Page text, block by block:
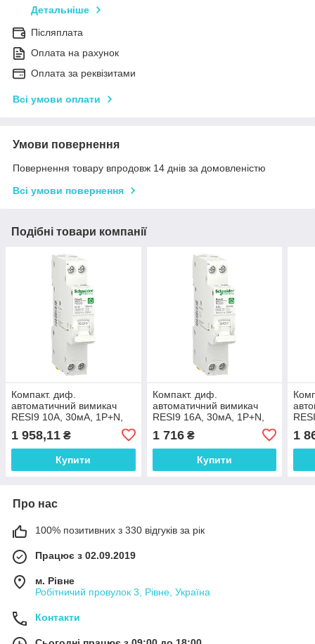
Детальніше
Післяплата
Оплата на рахунок
Оплата за реквізитами
Всі умови оплати
Умови повернення
Повернення товару впродовж 14 днів за домовленістю
Всі умови повернення
Подібні товари компанії
Компакт. диф.
автоматичний вимикач
RESI9 10А, 30мA, 1P+N,
1 958,11 ₴
Купити
Компакт. диф.
автоматичний вимикач
RESI9 16А, 30мA, 1P+N,
1 716₴
Купити
1
Про нас
100% позитивних з 330 відгуків за рік
Працює з 02.09.2019
м. Рівне
Робітничий провулок 3, Рівне, Україна
Контакти